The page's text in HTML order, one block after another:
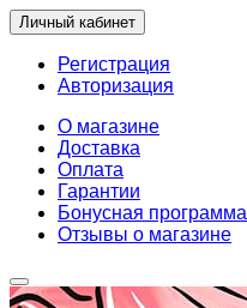
Личный кабинет
Регистрация
Авторизация
О магазине
Доставка
Оплата
Гарантии
Бонусная программа
Отзывы о магазине